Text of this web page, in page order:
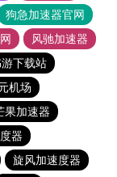
狗急加速器官网
风驰加速器
下载站
机场
果加速器
器
旋风加速度器